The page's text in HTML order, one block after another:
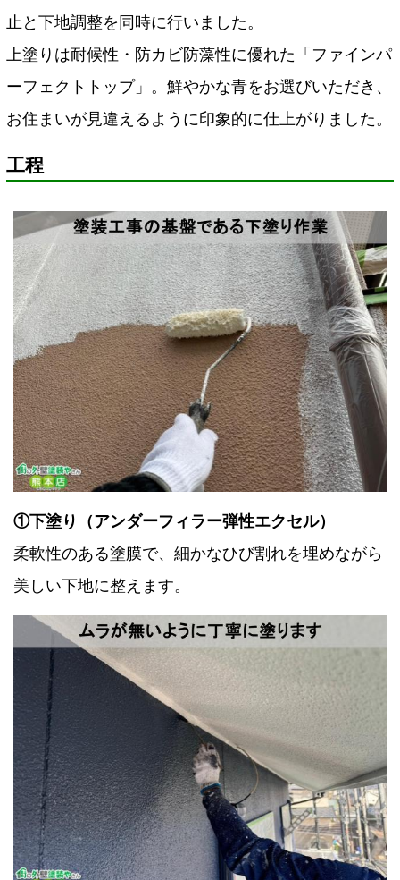
止と下地調整を同時に行いました。
上塗りは耐候性・防カビ防藻性に優れた「ファインパ
ーフェクトトップ」。鮮やかな青をお選びいただき、
お住まいが見違えるように印象的に仕上がりました。
工程
①下塗り（アンダーフィラー弾性エクセル）
柔軟性のある塗膜で、細かなひび割れを埋めながら
美しい下地に整えます。